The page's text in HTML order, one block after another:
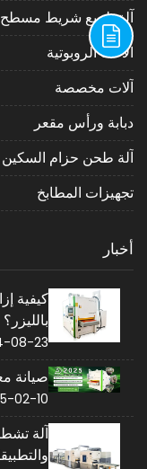
آلة تلميع شريط مسطح
الآلات الروبوتية
آلات مخصصة
دبابة ورأس مقعر
آلة طحن حزام السكين
تجهيزات المطابخ
أخبار
كيفية
بالليزر؟
08-23
صيانة
02-10
آلة